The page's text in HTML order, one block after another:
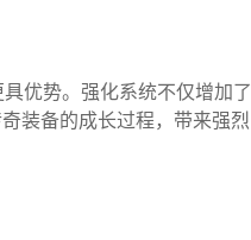
优势。强化系统不仅增加了
装备的成长过程，带来强烈